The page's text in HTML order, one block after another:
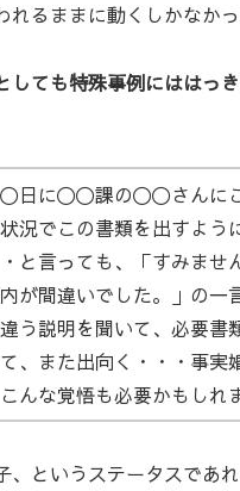
れるままに動くしかなかっ
しても特殊事例にははっ
日に〇〇課の〇〇さんに
況でこの書類を出すよう
と言っても、「すみませ
が間違いでした。」の一
う説明を聞いて、必要書
、また出向く・・・事実
んな覚悟も必要かもしれ
、というステータスであ